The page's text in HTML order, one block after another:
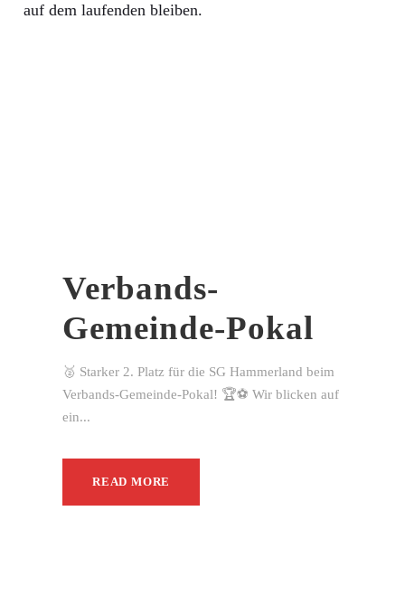
auf dem laufenden bleiben.
Verbands-
Gemeinde-Pokal
🥈 Starker 2. Platz für die SG Hammerland beim
Verbands-Gemeinde-Pokal! 🏆⚽ Wir blicken auf
ein...
READ MORE